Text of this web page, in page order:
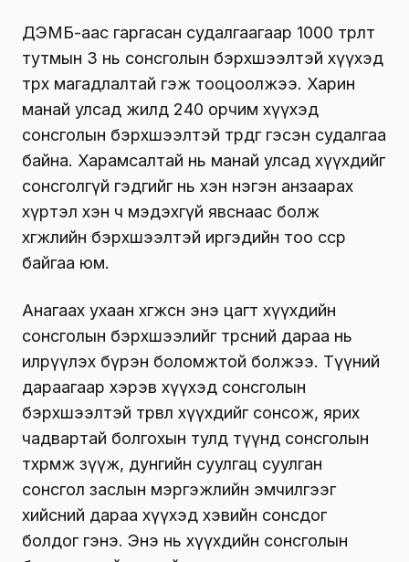
ДЭМБ-аас гаргасан судалгаагаар 1000 төрөлт
тутмын 3 нь сонсголын бэрхшээлтэй хүүхэд
төрөх магадлалтай гэж тооцоолжээ. Харин
манай улсад жилд 240 орчим хүүхэд
сонсголын бэрхшээлтэй төрдөг гэсэн судалгаа
байна. Харамсалтай нь манай улсад хүүхдийг
сонсголгүй гэдгийг нь хэн нэгэн анзаарах
хүртэл хэн ч мэдэхгүй явснаас болж
хөгжлийн бэрхшээлтэй иргэдийн тоо өссөөр
байгаа юм.
Анагаах ухаан хөгжсөн энэ цагт хүүхдийн
сонсголын бэрхшээлийг төрсний дараа нь
илрүүлэх бүрэн боломжтой болжээ. Түүний
дараагаар хэрэв хүүхэд сонсголын
бэрхшээлтэй төрвөл хүүхдийг сонсож, ярих
чадвартай болгохын тулд түүнд сонсголын
төхөөрөмж зүүж, дунгийн суулгац суулган
сонсгол заслын мэргэжлийн эмчилгээг
хийсний дараа хүүхэд хэвийн сонсдог
болдог гэнэ. Энэ нь хүүхдийн сонсголын